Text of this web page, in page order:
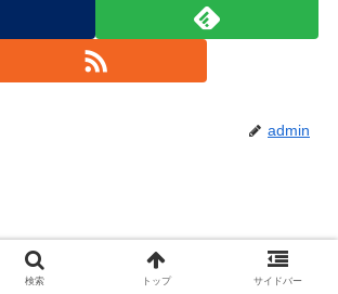
admin
ボクシングVODランキング
【2025年版】
検索 トップ サイドバー